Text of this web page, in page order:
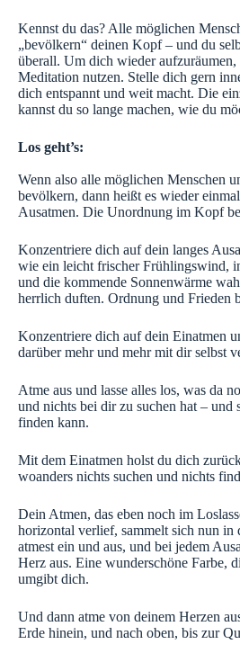
Kennst du das? Alle möglichen
„bevölkern“ deinen Kopf – und du
überall. Um dich wieder aufzuräumen,
Meditation nutzen. Stelle dich gern
dich entspannt und weit macht. Die
kannst du so lange machen, wie du
Los geht’s:
Wenn also alle möglichen Menschen
bevölkern, dann heißt es wieder
Ausatmen. Die Unordnung im Kopf
Konzentriere dich auf dein langes
wie ein leicht frischer Frühlingswind,
und die kommende Sonnenwärme
herrlich duften. Ordnung und Frieden
Konzentriere dich auf dein Einatmen
darüber mehr und mehr mit dir selbst
Atme aus und lasse alles los, was da
und nichts bei dir zu suchen hat – und
finden kann.
Mit dem Einatmen holst du dich
woanders nichts suchen und nichts
Dein Atmen, das eben noch im
horizontal verlief, sammelt sich nun in
atmest ein und aus, und bei jedem
Herz aus. Eine wunderschöne Farbe,
umgibt dich.
Und dann atme von deinem Herzen
Erde hinein, und nach oben, bis zur